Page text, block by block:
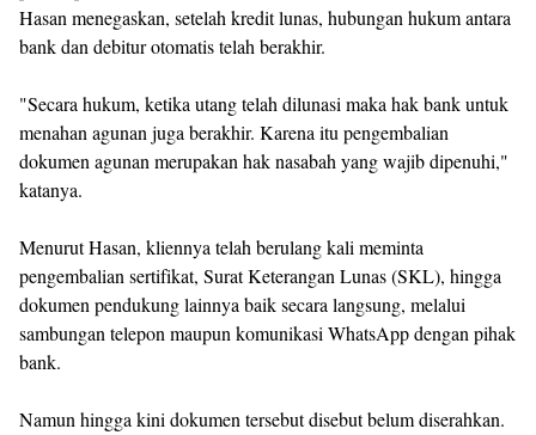
‎Hasan menegaskan, setelah kredit lunas, hubungan hukum antara
bank dan debitur otomatis telah berakhir.
‎"Secara hukum, ketika utang telah dilunasi maka hak bank untuk
menahan agunan juga berakhir. Karena itu pengembalian
dokumen agunan merupakan hak nasabah yang wajib dipenuhi,"
katanya.
‎Menurut Hasan, kliennya telah berulang kali meminta
pengembalian sertifikat, Surat Keterangan Lunas (SKL), hingga
dokumen pendukung lainnya baik secara langsung, melalui
sambungan telepon maupun komunikasi WhatsApp dengan pihak
bank.
‎Namun hingga kini dokumen tersebut disebut belum diserahkan.